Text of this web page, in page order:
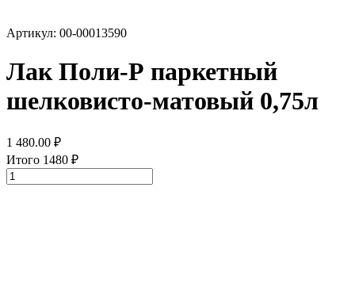
Артикул: 00-00013590
Лак Поли-Р паркетный
шелковисто-матовый 0,75л
1 480.00 ₽
Итого 1480 ₽